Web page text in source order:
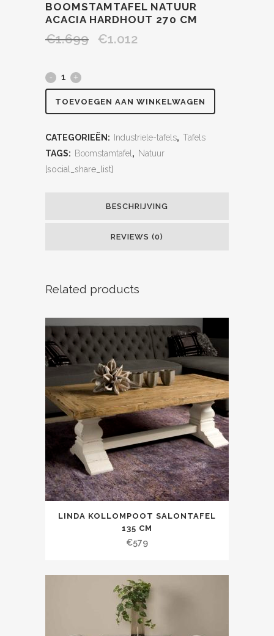
BOOMSTAMTAFEL NATUUR
ACACIA HARDHOUT 270 CM
€1.699 €1.012
TOEVOEGEN AAN WINKELWAGEN
CATEGORIEËN: Industriele-tafels, Tafels
TAGS: Boomstamtafel , Natuur
[social_share_list]
BESCHRIJVING
REVIEWS (0)
Related products
LINDA KOLLOMPOOT SALONTAFEL
135 CM
€579